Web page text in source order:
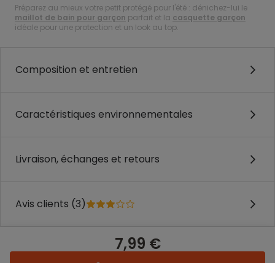
Préparez au mieux votre petit protégé pour l'été : dénichez-lui le
maillot de bain pour garçon parfait et la casquette garçon
idéale pour une protection et un look au top.
Composition et entretien
Caractéristiques environnementales
Livraison, échanges et retours
Avis clients (3)
7,99 €